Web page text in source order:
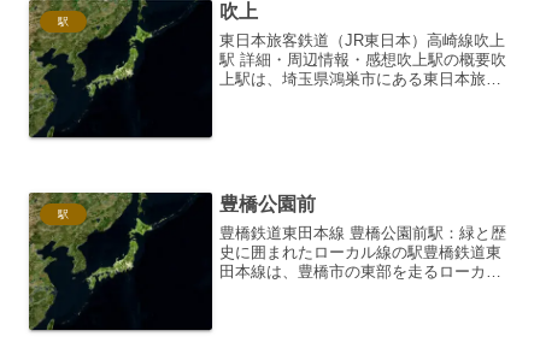
駅 吹上
東日本旅客鉄道（JR東日本）高崎線吹上
駅 詳細・周辺情報・感想吹上駅の概要吹
上駅は、埼玉県鴻巣市にある東日本旅客
駅 豊橋公園前
豊橋鉄道東田本線 豊橋公園前駅：緑と歴
史に囲まれたローカル線の駅豊橋鉄道東
田本線は、豊橋市の東部を走るローカル